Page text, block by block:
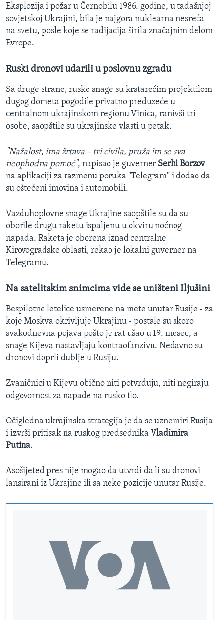
Eksplozija i požar u Černobilu 1986. godine, u tadašnjoj
sovjetskoj Ukrajini, bila je najgora nuklearna nesreća
na svetu, posle koje se radijacija širila značajnim delom
Evrope.
Ruski dronovi udarili u poslovnu zgradu
Sa druge strane, ruske snage su krstarećim projektilom
dugog dometa pogodile privatno preduzeće u
centralnom ukrajinskom regionu Vinica, ranivši tri
osobe, saopštile su ukrajinske vlasti u petak.
"Nažalost, ima žrtava – tri civila, pruža im se sva
neophodna pomoć", napisao je guverner Serhi Borzov
na aplikaciji za razmenu poruka "Telegram" i dodao da
su oštećeni imovina i automobili.
Vazduhoplovne snage Ukrajine saopštile su da su
oborile drugu raketu ispaljenu u okviru noćnog
napada. Raketa je oborena iznad centralne
Kirovogradske oblasti, rekao je lokalni guverner na
Telegramu.
Na satelitskim snimcima vide se uništeni Iljušini
Bespilotne letelice usmerene na mete unutar Rusije - za
koje Moskva okrivljuje Ukrajinu - postale su skoro
svakodnevna pojava pošto je rat ušao u 19. mesec, a
snage Kijeva nastavljaju kontraofanzivu. Nedavno su
dronovi doprli dublje u Rusiju.
Zvaničnici u Kijevu obično niti potvrđuju, niti negiraju
odgovornost za napade na rusko tlo.
Očigledna ukrajinska strategija je da se uznemiri Rusija
i izvrši pritisak na ruskog predsednika Vladimira
Putina.
Asošijeted pres nije mogao da utvrdi da li su dronovi
lansirani iz Ukrajine ili sa neke pozicije unutar Rusije.